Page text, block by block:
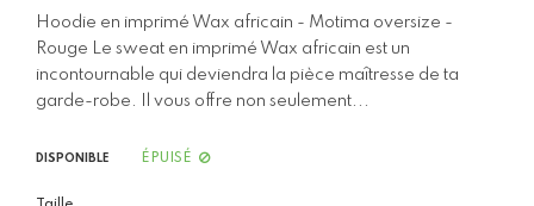
Hoodie en imprimé Wax africain - Motima oversize -
Rouge Le sweat en imprimé Wax africain est un
incontournable qui deviendra la pièce maîtresse de ta
garde-robe. Il vous offre non seulement...
DISPONIBLE ÉPUISÉ